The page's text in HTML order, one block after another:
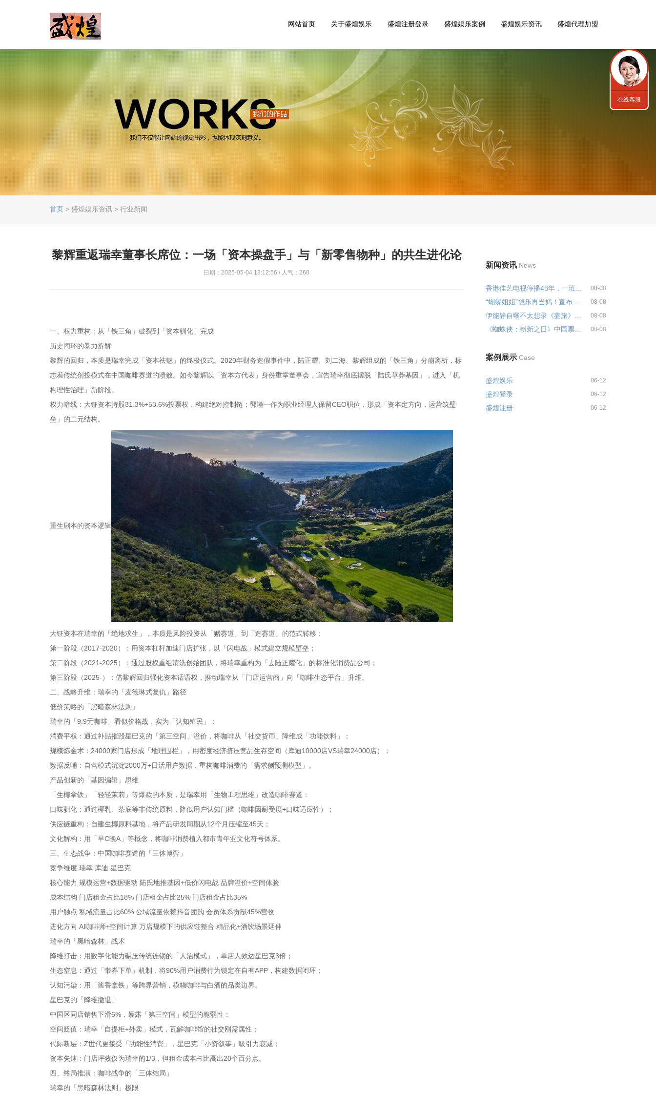
网站首页 关于盛煌娱乐 盛煌注册登录 盛煌娱乐案例 盛煌娱乐资讯 盛煌代理加盟
首页 > 盛煌娱乐资讯 > 行业新闻
黎辉重返瑞幸董事长席位：一场「资本操盘手」与「新零售物种」的共生进化论
日期：2025-05-04 13:12:56 / 人气：260
一、权力重构：从「铁三角」破裂到「资本驯化」完成
历史闭环的暴力拆解
黎辉的回归，本质是瑞幸完成「资本祛魅」的终极仪式。2020年财务造假事件中，陆正耀、刘二海、黎辉组成的「铁三角」分崩离析，标
志着传统创投模式在中国咖啡赛道的溃败。如今黎辉以「资本方代表」身份重掌董事会，宣告瑞幸彻底摆脱「陆氏草莽基因」，进入「机
构理性治理」新阶段。
权力暗线：大钲资本持股31.3%+53.6%投票权，构建绝对控制链；郭谨一作为职业经理人保留CEO职位，形成「资本定方向，运营筑壁
垒」的二元结构。
重生剧本的资本逻辑
大钲资本在瑞幸的「绝地求生」，本质是风险投资从「赌赛道」到「造赛道」的范式转移：
第一阶段（2017-2020）：用资本杠杆加速门店扩张，以「闪电战」模式建立规模壁垒；
第二阶段（2021-2025）：通过股权重组清洗创始团队，将瑞幸重构为「去陆正耀化」的标准化消费品公司；
第三阶段（2025-）：借黎辉回归强化资本话语权，推动瑞幸从「门店运营商」向「咖啡生态平台」升维。
二、战略升维：瑞幸的「麦德琳式复仇」路径
低价策略的「黑暗森林法则」
瑞幸的「9.9元咖啡」看似价格战，实为「认知殖民」：
消费平权：通过补贴摧毁星巴克的「第三空间」溢价，将咖啡从「社交货币」降维成「功能饮料」；
规模炼金术：24000家门店形成「地理围栏」，用密度经济挤压竞品生存空间（库迪10000店VS瑞幸24000店）；
数据反哺：自营模式沉淀2000万+日活用户数据，重构咖啡消费的「需求侧预测模型」。
产品创新的「基因编辑」思维
「生椰拿铁」「轻轻茉莉」等爆款的本质，是瑞幸用「生物工程思维」改造咖啡赛道：
口味驯化：通过椰乳、茶底等非传统原料，降低用户认知门槛（咖啡因耐受度+口味适应性）；
供应链重构：自建生椰原料基地，将产品研发周期从12个月压缩至45天；
文化解构：用「早C晚A」等概念，将咖啡消费植入都市青年亚文化符号体系。
三、生态战争：中国咖啡赛道的「三体博弈」
竞争维度 瑞幸 库迪 星巴克
核心能力 规模运营+数据驱动 陆氏地推基因+低价闪电战 品牌溢价+空间体验
成本结构 门店租金占比18% 门店租金占比25% 门店租金占比35%
用户触点 私域流量占比60% 公域流量依赖抖音团购 会员体系贡献45%营收
进化方向 AI咖啡师+空间计算 万店规模下的供应链整合 精品化+酒饮场景延伸
瑞幸的「黑暗森林」战术
降维打击：用数字化能力碾压传统连锁的「人治模式」，单店人效达星巴克3倍；
生态窒息：通过「带券下单」机制，将90%用户消费行为锁定在自有APP，构建数据闭环；
认知污染：用「酱香拿铁」等跨界营销，模糊咖啡与白酒的品类边界。
星巴克的「降维撤退」
中国区同店销售下滑6%，暴露「第三空间」模型的脆弱性：
空间贬值：瑞幸「自提柜+外卖」模式，瓦解咖啡馆的社交刚需属性；
代际断层：Z世代更接受「功能性消费」，星巴克「小资叙事」吸引力衰减；
资本失速：门店坪效仅为瑞幸的1/3，但租金成本占比高出20个百分点。
四、终局推演：咖啡战争的「三体结局」
瑞幸的「黑暗森林法则」极限
新闻资讯 News
08-08
“蝴蝶姐姐”恺乐再当妈！宣布已... 08-08
08-08
《蜘蛛侠：崭新之日》中国票房破... 08-08
案例展示 Case
盛煌娱乐 06-12
盛煌登录 06-12
盛煌注册 06-12
在线客服